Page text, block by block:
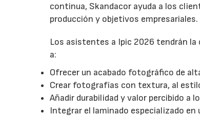
continua, Skandacor ayuda a los
producción y objetivos empresariales.
Los asistentes a Ipic 2026 tendrán la
a:
Ofrecer un acabado fotográfico de
Crear fotografías con textura, al
Añadir durabilidad y valor percibido a
Integrar el laminado especializado